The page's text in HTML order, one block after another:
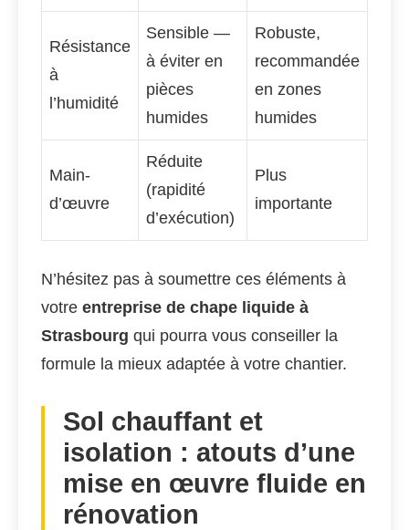
Résistance
à
l’humidité
Sensible —
à éviter en
pièces
humides
Robuste,
recommandée
en zones
humides
Main-
d’œuvre
Réduite
(rapidité
d’exécution)
Plus
importante
N’hésitez pas à soumettre ces éléments à
votre entreprise de chape liquide à
Strasbourg qui pourra vous conseiller la
formule la mieux adaptée à votre chantier.
Sol chauffant et
isolation : atouts d’une
mise en œuvre fluide en
rénovation